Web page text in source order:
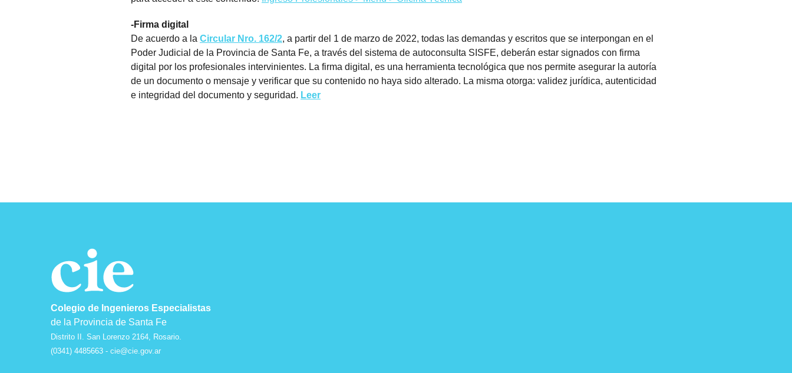
-Firma digital
De acuerdo a la Circular Nro. 162/2, a partir del 1 de marzo de 2022, todas las demandas y escritos que se interpongan en el
Poder Judicial de la Provincia de Santa Fe, a través del sistema de autoconsulta SISFE, deberán estar signados con firma
digital por los profesionales intervinientes. La firma digital, es una herramienta tecnológica que nos permite asegurar la autoría
de un documento o mensaje y verificar que su contenido no haya sido alterado. La misma otorga: validez jurídica, autenticidad
e integridad del documento y seguridad. Leer
Colegio de Ingenieros Especialistas
de la Provincia de Santa Fe
Distrito II. San Lorenzo 2164, Rosario.
(0341) 4485663 - cie@cie.gov.ar